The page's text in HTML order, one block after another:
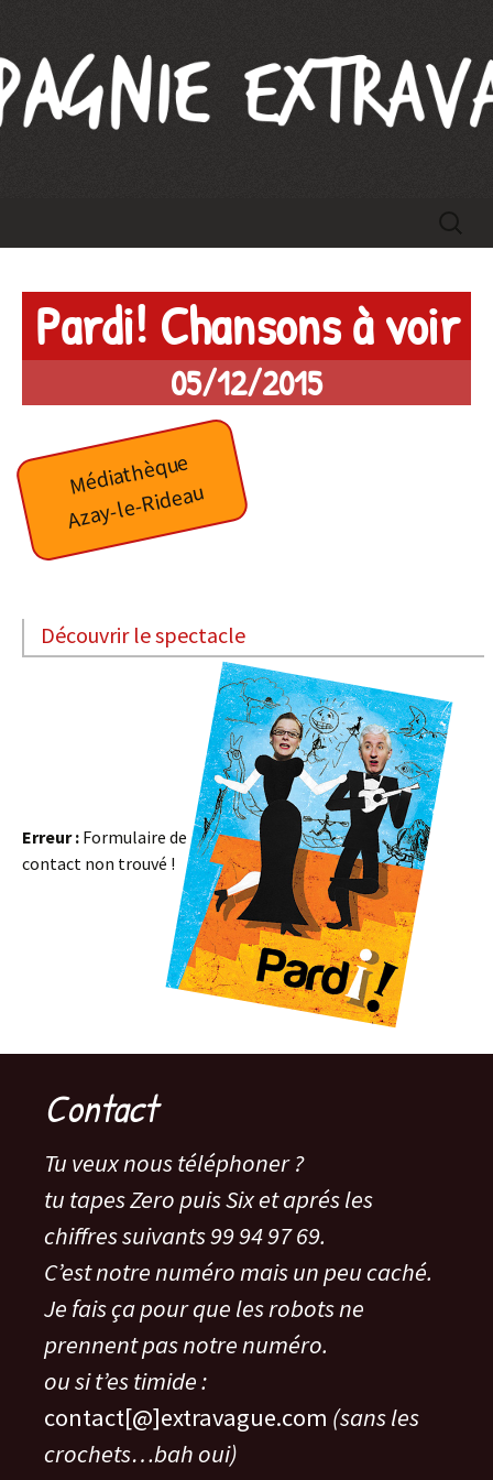
Compagnie Extravague
Pardi! Chansons à voir
05/12/2015
Médiathèque
Azay-le-Rideau
Découvrir le spectacle
Erreur : Formulaire de
contact non trouvé !
Contact
Tu veux nous téléphoner ?
tu tapes Zero puis Six et aprés les
chiffres suivants 99 94 97 69.
C’est notre numéro mais un peu caché.
Je fais ça pour que les robots ne
prennent pas notre numéro.
ou si t’es timide :
contact[@]extravague.com (sans les
crochets…bah oui)